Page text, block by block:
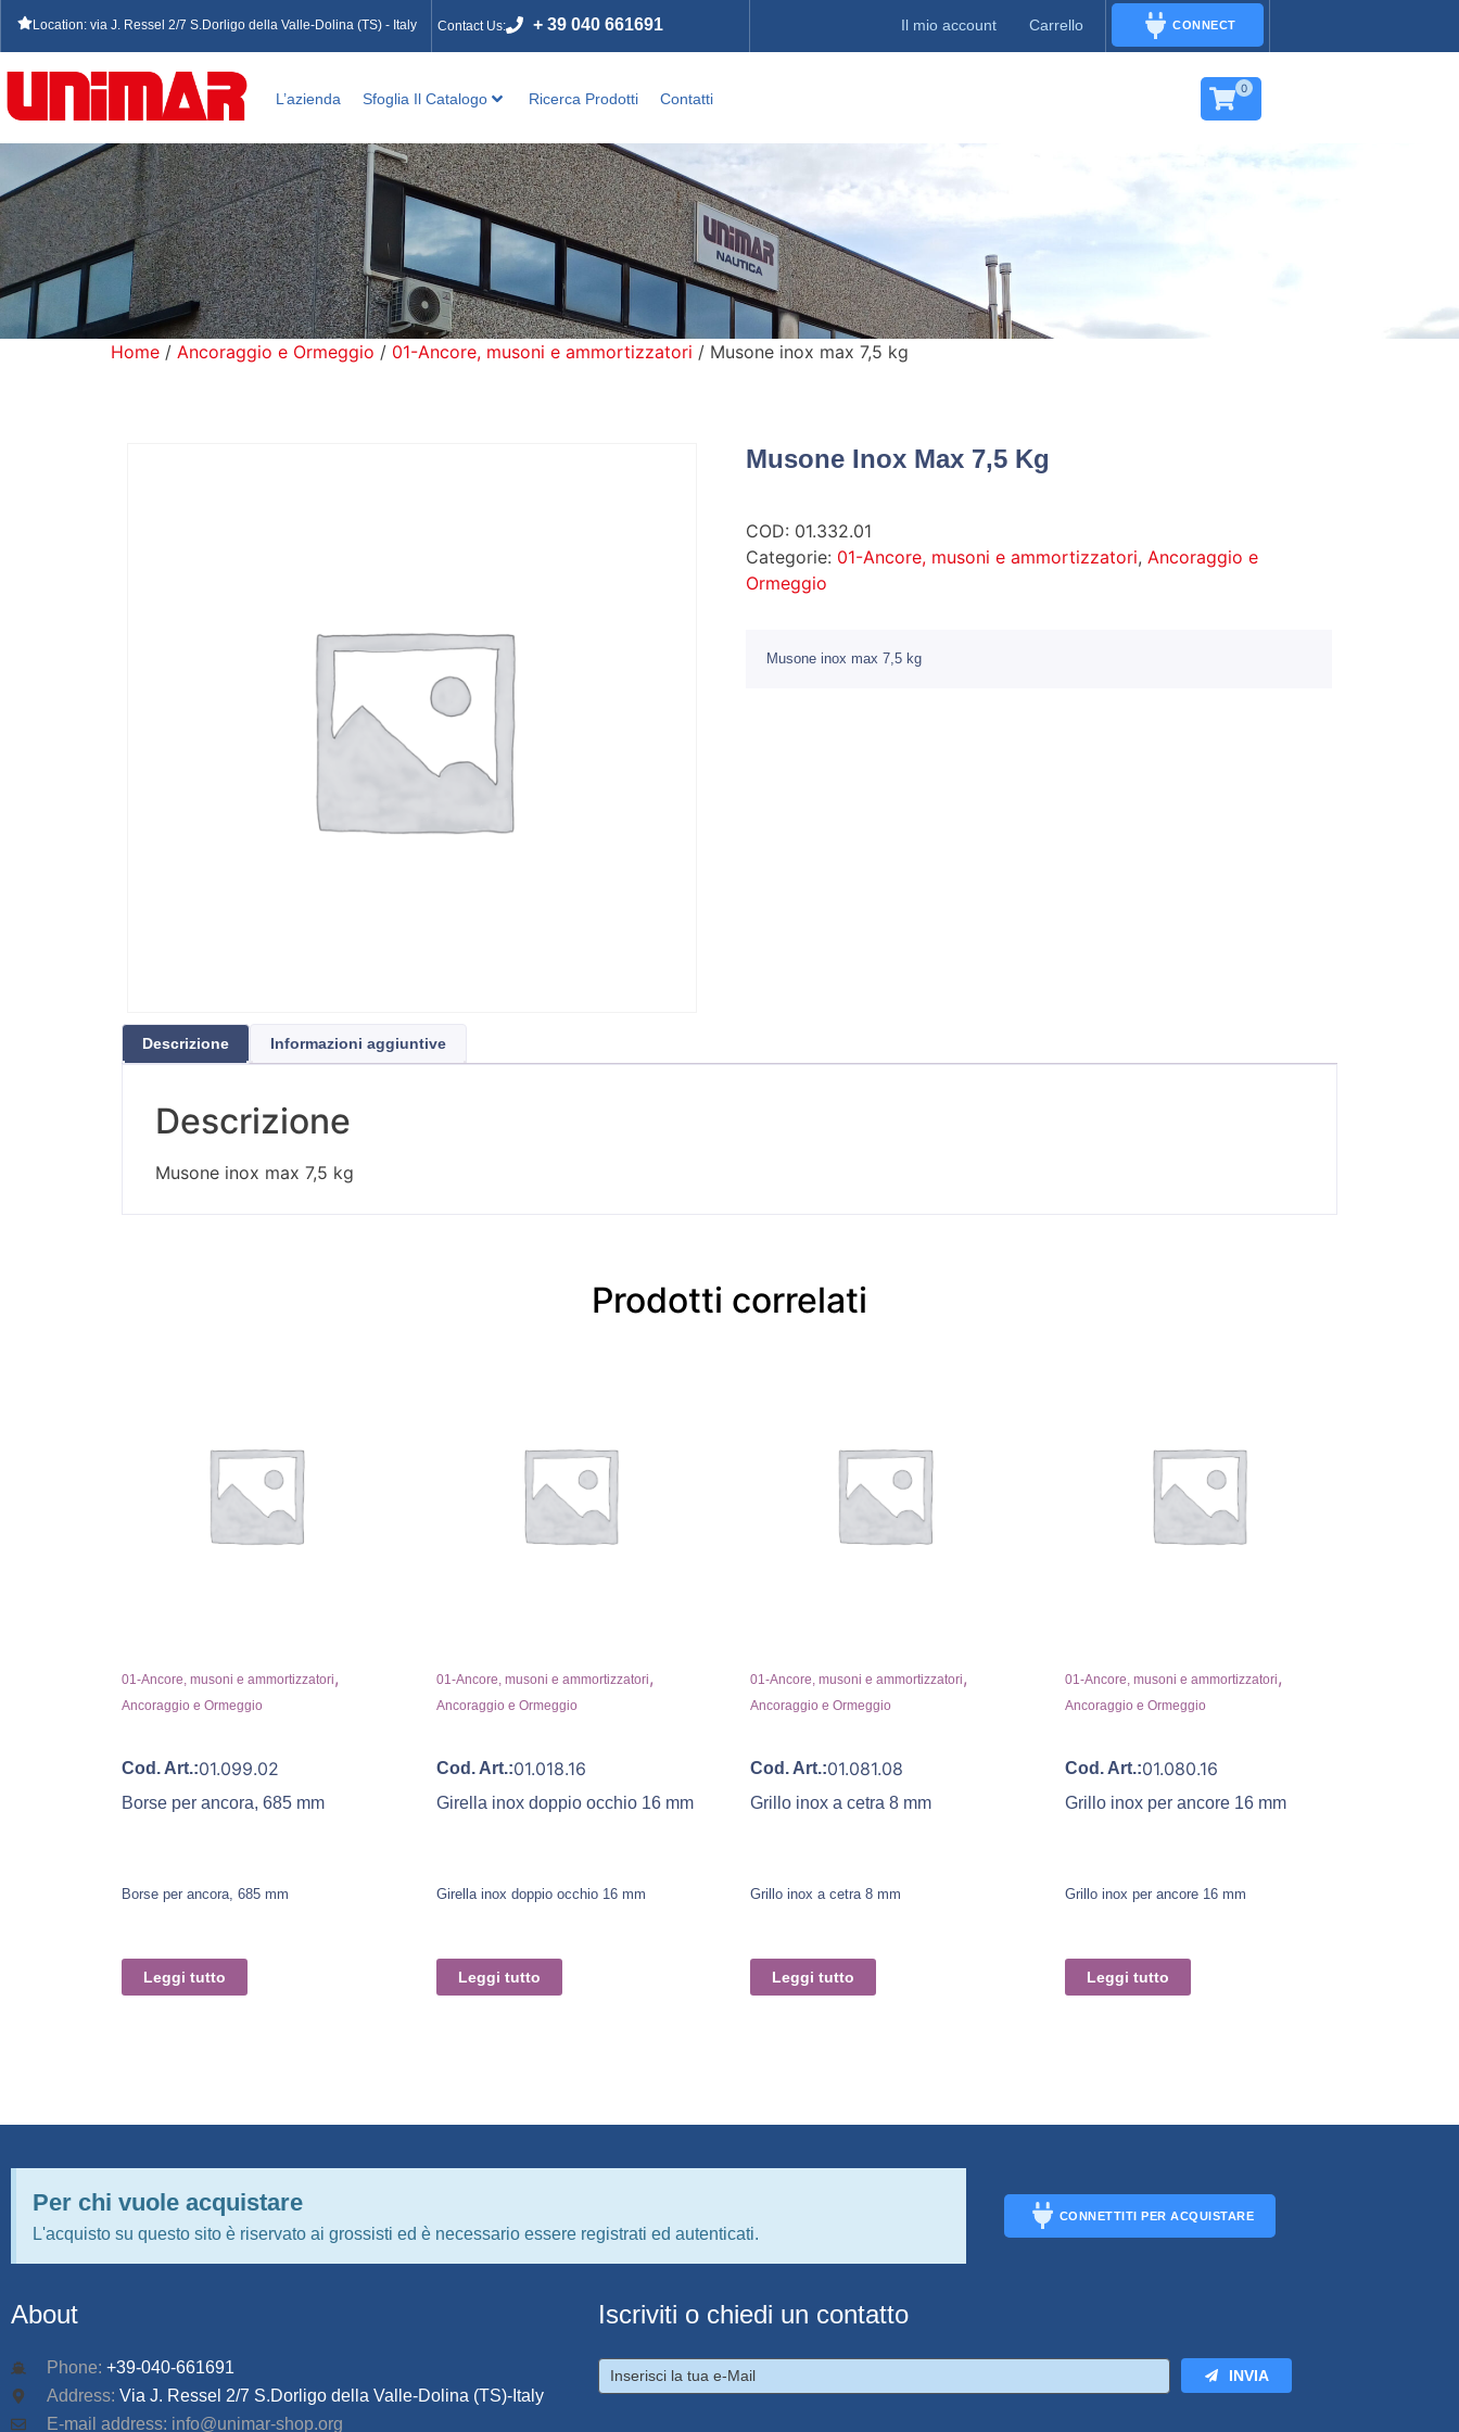
Location: via J. Ressel 2/7 S.Dorligo della Valle-Dolina (TS) - Italy Contact Us: + 39 040 661691 Il mio account Carrello CONNECT
L’azienda Sfoglia Il Catalogo Ricerca Prodotti Contatti
0
Home / Ancoraggio e Ormeggio / 01-Ancore, musoni e ammortizzatori / Musone inox max 7,5 kg
Musone Inox Max 7,5 Kg
COD: 01.332.01
Categorie: 01-Ancore, musoni e ammortizzatori, Ancoraggio e
Ormeggio
Musone inox max 7,5 kg
Descrizione Informazioni aggiuntive
Descrizione
Musone inox max 7,5 kg
Prodotti correlati
01-Ancore, musoni e ammortizzatori,
Ancoraggio e Ormeggio
Cod. Art.:01.099.02
Borse per ancora, 685 mm
Borse per ancora, 685 mm
Leggi tutto
01-Ancore, musoni e ammortizzatori,
Ancoraggio e Ormeggio
Cod. Art.:01.018.16
Girella inox doppio occhio 16 mm
Girella inox doppio occhio 16 mm
Leggi tutto
01-Ancore, musoni e ammortizzatori,
Ancoraggio e Ormeggio
Cod. Art.:01.081.08
Grillo inox a cetra 8 mm
Grillo inox a cetra 8 mm
Leggi tutto
01-Ancore, musoni e ammortizzatori,
Ancoraggio e Ormeggio
Cod. Art.:01.080.16
Grillo inox per ancore 16 mm
Grillo inox per ancore 16 mm
Leggi tutto
Per chi vuole acquistare
L'acquisto su questo sito è riservato ai grossisti ed è necessario essere registrati ed autenticati.
CONNETTITI PER ACQUISTARE
About
Phone: +39-040-661691
Address: Via J. Ressel 2/7 S.Dorligo della Valle-Dolina (TS)-Italy
E-mail address: info@unimar-shop.org
Iscriviti o chiedi un contatto
INVIA